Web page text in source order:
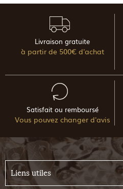
Livraison gratuite
à partir de 500€ d'achat
Satisfait ou remboursé
Vous pouvez changer d'avis
Liens utiles